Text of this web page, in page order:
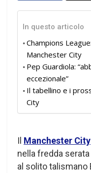
In questo articolo
Champions
Manchester City
Pep Guardiola:
eccezionale”
Il tabellino e i
City
Il Manchester City
nella fredda
al solito talismano